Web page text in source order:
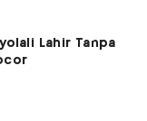
Lahir Tanpa